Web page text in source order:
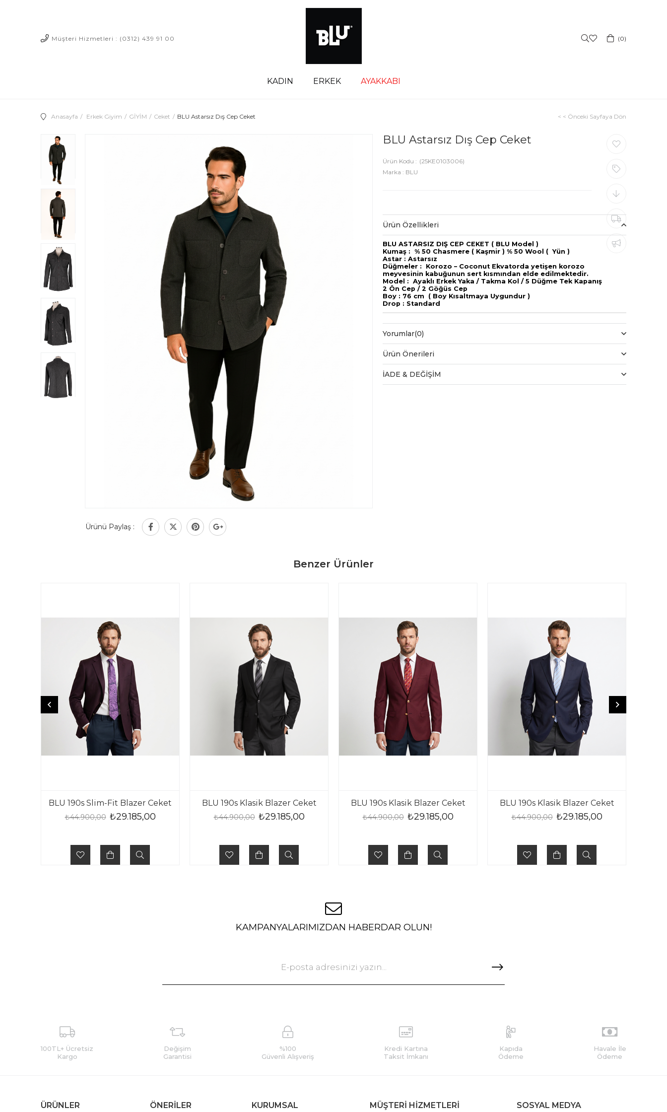
Müşteri Hizmetleri : (0312) 439 91 00 0
KADIN ERKEK AYAKKABI
Anasayfa Erkek Giyim GİYİM Ceket BLU Astarsız Dış Cep Ceket < < Önceki Sayfaya Dön
Ürünü Paylaş :
BLU Astarsız Dış Cep Ceket
(25KE0103006)
Marka : BLU
Ürün Özellikleri
BLU ASTARSIZ DIŞ CEP CEKET ( BLU Model )
Kumaş : % 50 Chasmere ( Kaşmir ) % 50 Wool ( Yün )
Astar : Astarsız
Düğmeler : Korozo – Coconut Ekvatorda yetişen korozo
meyvesinin kabuğunun sert kısmından elde edilmektedir.
Model : Ayaklı Erkek Yaka / Takma Kol / 5 Düğme Tek Kapanış
2 Ön Cep / 2 Göğüs Cep
Boy : 76 cm ( Boy Kısaltmaya Uygundur )
Drop : Standard
Yorumlar(0)
Ürün Önerileri
İADE & DEĞİŞİM
Benzer Ürünler
BLU 190s Slim-Fit Blazer Ceket
₺29.185,00
₺44.900,00
BLU 190s Klasik Blazer Ceket
₺29.185,00
₺44.900,00
BLU 190s Klasik Blazer Ceket
₺29.185,00
₺44.900,00
BLU 190s Klasik Blazer Ceket
₺29.185,00
₺44.900,00
KAMPANYALARIMIZDAN HABERDAR OLUN!
100TL+ Ücretsiz
Kargo
Değişim
Garantisi
%100
Güvenli Alışveriş
Kredi Kartına
Taksit İmkanı
Kapıda
Ödeme
Havale İle
Ödeme
ÜRÜNLER ÖNERİLER KURUMSAL MÜŞTERİ HİZMETLERİ SOSYAL MEDYA